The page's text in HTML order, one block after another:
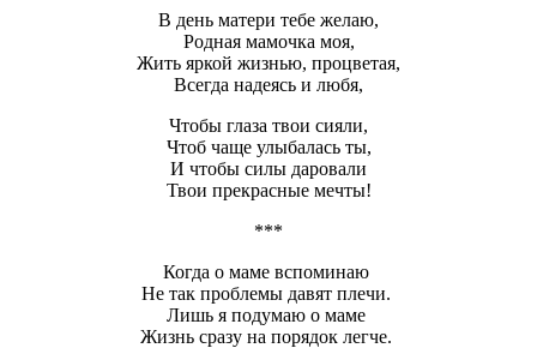
В день матери тебе желаю,
Родная мамочка моя,
Жить яркой жизнью, процветая,
Всегда надеясь и любя,
Чтобы глаза твои сияли,
Чтоб чаще улыбалась ты,
И чтобы силы даровали
Твои прекрасные мечты!
***
Когда о маме вспоминаю
Не так проблемы давят плечи.
Лишь я подумаю о маме
Жизнь сразу на порядок легче.